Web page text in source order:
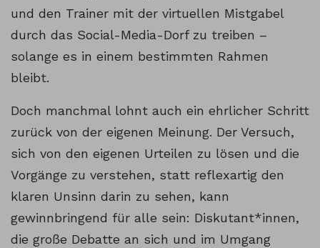
und den Trainer mit der virtuellen Mistgabel
durch das Social-Media-Dorf zu treiben –
solange es in einem bestimmten Rahmen
bleibt.
Doch manchmal lohnt auch ein ehrlicher Schritt
zurück von der eigenen Meinung. Der Versuch,
sich von den eigenen Urteilen zu lösen und die
Vorgänge zu verstehen, statt reflexartig den
klaren Unsinn darin zu sehen, kann
gewinnbringend für alle sein: Diskutant*innen,
die große Debatte an sich und im Umgang